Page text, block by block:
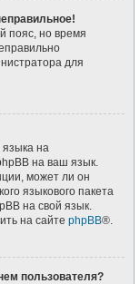
пояс, но время
для
языка на
на ваш язык.
может ли он
языкового пакета
на свой язык.
на сайте phpBB®.
пользователя?